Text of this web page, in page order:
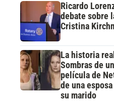
Ricardo
debate sobre
Cristina
La historia
Sombras de
película de
de una
su marido